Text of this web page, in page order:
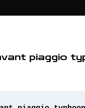
piaggio